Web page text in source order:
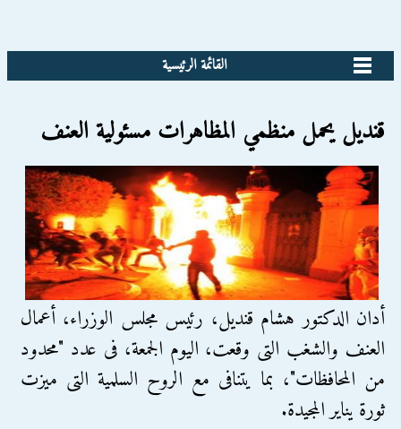
القائمة الرئيسية
قنديل يحمل منظمي المظاهرات مسئولية العنف
أدان الدكتور هشام قنديل، رئيس مجلس الوزراء، أعمال
العنف والشغب التى وقعت، اليوم الجمعة، فى عدد "محدود
من المحافظات"، بما يتنافى مع الروح السلمية التى ميزت
ثورة يناير المجيدة.